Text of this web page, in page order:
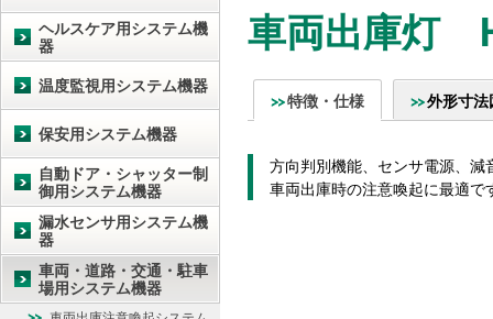
車両出庫灯
特徴・仕様 外形寸法
方向判別機能、センサ電源、
車両出庫時の注意喚起に最適で
ヘルスケア用システム機
器
温度監視用システム機器
保安用システム機器
自動ドア・シャッター制
御用システム機器
漏水センサ用システム機
器
車両・道路・交通・駐車
場用システム機器